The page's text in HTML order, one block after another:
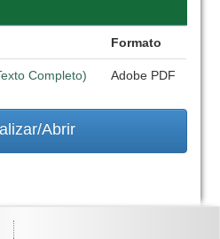
Formato
Completo) Adobe PDF
Abrir